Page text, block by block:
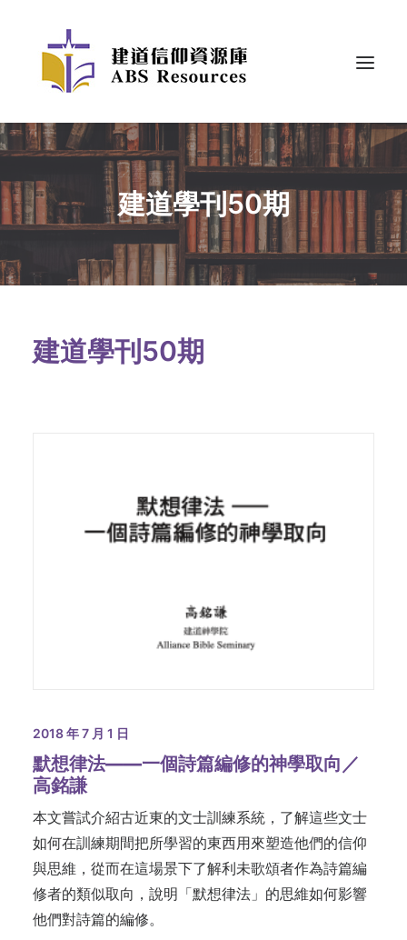
建道學刊50期
建道學刊50期
2018 年 7 月 1 日
默想律法——一個詩篇編修的神學取向／
高銘謙
本文嘗試介紹古近東的文士訓練系統，了解這些文士
如何在訓練期間把所學習的東西用來塑造他們的信仰
與思維，從而在這場景下了解利未歌頌者作為詩篇編
修者的類似取向，說明「默想律法」的思維如何影響
他們對詩篇的編修。